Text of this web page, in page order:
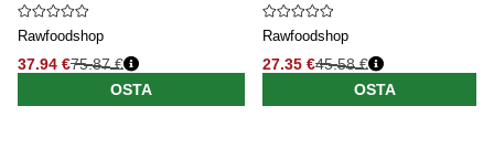
Rawfoodshop
37.94 €75.87 €
OSTA
Rawfoodshop
27.35 €45.58 €
OSTA